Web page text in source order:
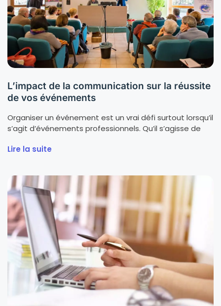
L’impact de la communication sur la réussite
de vos événements
Organiser un événement est un vrai défi surtout lorsqu’il
s’agit d’événements professionnels. Qu’il s’agisse de
Lire la suite